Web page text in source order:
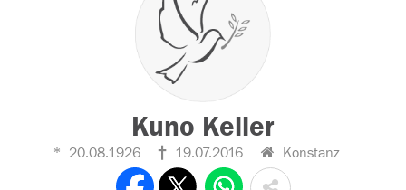
Kuno Keller
20.08.1926 19.07.2016 Konstanz